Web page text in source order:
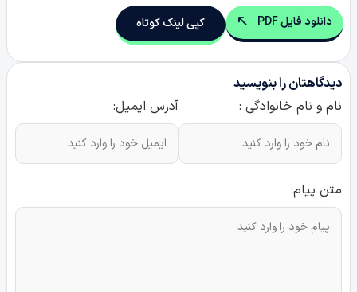
دانلود فایل PDF کپی لینک کوتاه
دیدگاهتان را بنویسید
نام و نام خانوادگی :
آدرس ایمیل:
متن پیام: